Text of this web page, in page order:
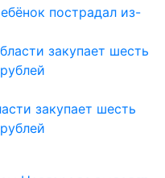
пострадал из-
закупает шесть